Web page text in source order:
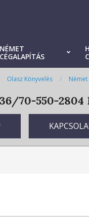
NÉMET
CÉGALAPÍTÁS
Olasz Könyvelés
70-550-2804